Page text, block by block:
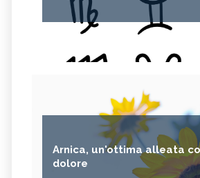
Arnica, un'ottima alleata
dolore